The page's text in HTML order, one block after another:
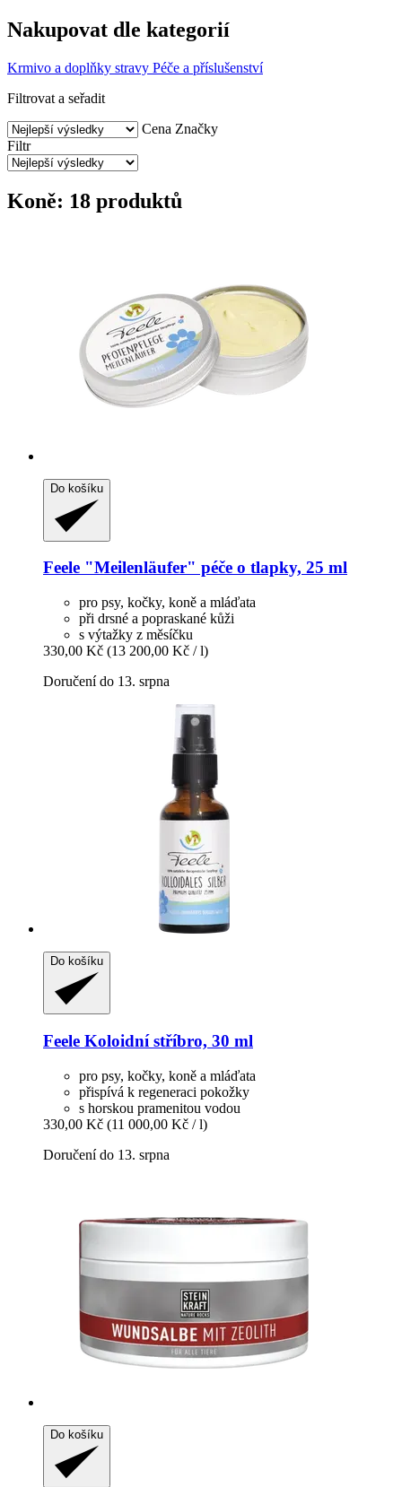
Nakupovat dle kategorií
Krmivo a doplňky stravy Péče a příslušenství
Filtrovat a seřadit
Cena Značky
Filtr
Koně: 18 produktů
Do košíku
Feele "Meilenläufer" péče o tlapky, 25 ml
pro psy, kočky, koně a mláďata
při drsné a popraskané kůži
s výtažky z měsíčku
330,00 Kč (13 200,00 Kč / l)
Doručení do 13. srpna
Do košíku
Feele Koloidní stříbro, 30 ml
pro psy, kočky, koně a mláďata
přispívá k regeneraci pokožky
s horskou pramenitou vodou
330,00 Kč (11 000,00 Kč / l)
Doručení do 13. srpna
Do košíku